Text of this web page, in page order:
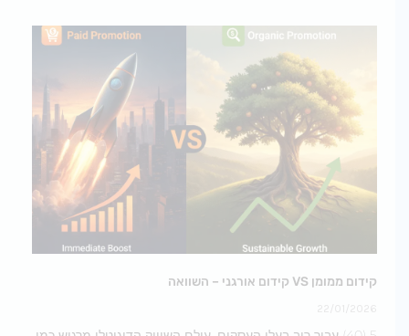
קידום ממומן VS קידום אורגני – השוואה
22/01/2026